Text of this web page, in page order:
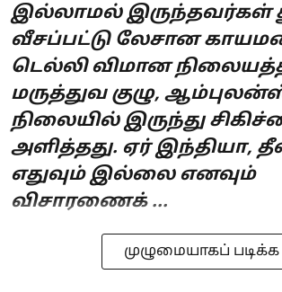
இல்லாமல் இருந்தவர்கள்
வீசப்பட்டு லேசான
டெல்லி விமான
மருத்துவ குழு,
நிலையில் இருந்து
அளித்தது. ஏர் இந்தியா,
எதுவும் இல்லை எனவும்
விசாரணைக் ...
முழுமையாகப் படிக்க